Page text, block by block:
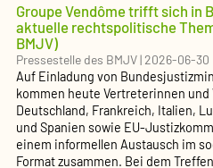
Groupe Vendôme trifft sich in
aktuelle rechtspolitische
BMJV)
Pressestelle des BMJV|2026-06-30
Auf Einladung von
kommen heute Vertreterinnen
Deutschland, Frankreich, Italien,
und Spanien sowie EU-
einem informellen Austausch im
Format zusammen. Bei dem